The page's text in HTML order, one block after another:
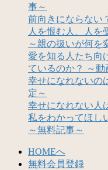
事～
前向きにならない
人を恨む人、人を
～親の扱いが何を
愛を知る人たち向
ているのか？ ～動
幸せになれないの
定～
幸せになれない人
私をわかってほし
～無料記事～
HOMEへ
無料会員登録